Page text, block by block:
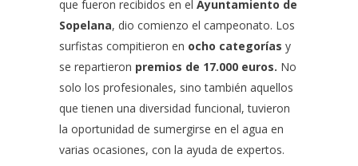
que fueron recibidos en el Ayuntamiento de
Sopelana, dio comienzo el campeonato. Los
surfistas compitieron en ocho categorías y
se repartieron premios de 17.000 euros. No
solo los profesionales, sino también aquellos
que tienen una diversidad funcional, tuvieron
la oportunidad de sumergirse en el agua en
varias ocasiones, con la ayuda de expertos.